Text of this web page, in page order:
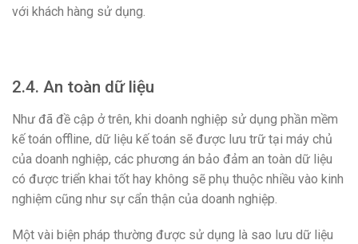
với khách hàng sử dụng.
2.4. An toàn dữ liệu
Như đã đề cập ở trên, khi doanh nghiệp sử dụng phần mềm
kế toán offline, dữ liệu kế toán sẽ được lưu trữ tại máy chủ
của doanh nghiệp, các phương án bảo đảm an toàn dữ liệu
có được triển khai tốt hay không sẽ phụ thuộc nhiều vào kinh
nghiệm cũng như sự cẩn thận của doanh nghiệp.
Một vài biện pháp thường được sử dụng là sao lưu dữ liệu